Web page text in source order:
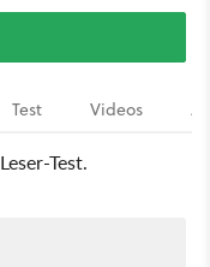
Test Videos
Test.